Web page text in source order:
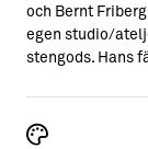
och Bernt
egen studio/
stengods. Hans